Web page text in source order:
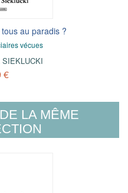
au paradis ?
vécues
€
LA MÊME